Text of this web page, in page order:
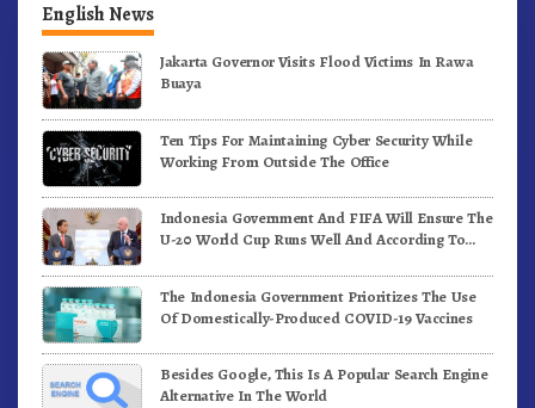
English News
Jakarta Governor Visits Flood Victims In Rawa
Buaya
Ten Tips For Maintaining Cyber Security While
Working From Outside The Office
Indonesia Government And FIFA Will Ensure The
U-20 World Cup Runs Well And According To
The Indonesia Government Prioritizes The Use
Of Domestically-Produced COVID-19 Vaccines
Besides Google, This Is A Popular Search Engine
Alternative In The World